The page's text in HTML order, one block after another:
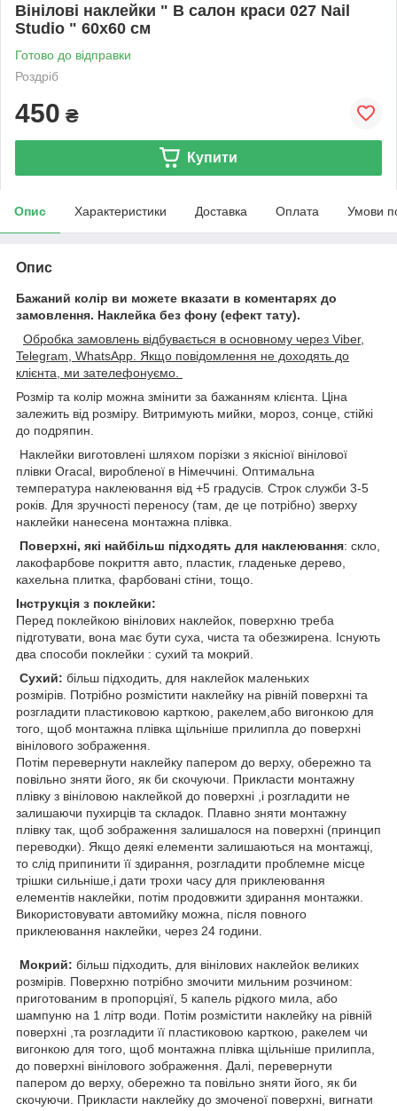
Вінілові наклейки " В салон краси 027 Nail
Studio " 60х60 см
Готово до відправки
Роздріб
450 ₴
Купити
Опис Характеристики Доставка Оплата Умови
Опис
Бажаний колір ви можете вказати в коментарях до
замовлення. Наклейка без фону (ефект тату).
Обробка замовлень відбувається в основному через Viber,
Telegram, WhatsApp. Якщо повідомлення не доходять до
клієнта, ми зателефонуємо.
Розмір та колір можна змінити за бажанням клієнта. Ціна
залежить від розміру. Витримують мийки, мороз, сонце, стійкі
до подряпин.
Наклейки виготовлені шляхом порізки з якісніої вінілової
плівки Oracal, виробленої в Німеччині. Оптимальна
температура наклеювання від +5 градусів. Строк служби 3-5
років. Для зручності переносу (там, де це потрібно) зверху
наклейки нанесена монтажна плівка.
Поверхні, які найбільш підходять для наклеювання: скло,
лакофарбове покриття авто, пластик, гладеньке дерево,
кахельна плитка, фарбовані стіни, тощо.
Інструкція з поклейки:
Перед поклейкою вінілових наклейок, поверхню треба
підготувати, вона має бути суха, чиста та обезжирена. Існують
два способи поклейки : сухий та мокрий.
Сухий: більш підходить, для наклейок маленьких
розмірів. Потрібно розмістити наклейку на рівній поверхні та
розгладити пластиковою карткою, ракелем,або вигонкою для
того, щоб монтажна плівка щільніше прилипла до поверхні
вінілового зображення.
Потім перевернути наклейку папером до верху, обережно та
повільно зняти його, як би скочуючи. Прикласти монтажну
плівку з вініловою наклейкой до поверхні ,і розгладити не
залишаючи пухирців та складок. Плавно зняти монтажну
плівку так, щоб зображення залишалося на поверхні (принцип
переводки). Якщо деякі елементи залишаються на монтажці,
то слід припинити її здирання, розгладити проблемне місце
трішки сильніше,і дати трохи часу для приклеювання
елементів наклейки, потім продовжити здирання монтажки.
Використовувати автомийку можна, після повного
приклеювання наклейки, через 24 години.
Мокрий: більш підходить, для вінілових наклейок великих
розмірів. Поверхню потрібно змочити мильним розчином:
приготованим в пропорціяї, 5 капель рідкого мила, або
шампуню на 1 літр води. Потім розмістити наклейку на рівній
поверхні ,та розгладити її пластиковою карткою, ракелем чи
вигонкою для того, щоб монтажна плівка щільніше прилипла,
до поверхні вінілового зображення. Далі, перевернути
папером до верху, обережно та повільно зняти його, як би
скочуючи. Прикласти наклейку до змоченої поверхні, вигнати